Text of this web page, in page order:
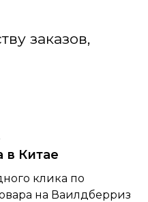
заказов,
в Китае
клика по
на Ваилдберриз